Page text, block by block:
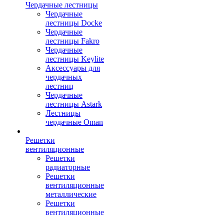
Чердачные лестницы
Чердачные
лестницы Docke
Чердачные
лестницы Fakro
Чердачные
лестницы Keylite
Аксессуары для
чердачных
лестниц
Чердачные
лестницы Astark
Лестницы
чердачные Oman
Решетки
вентиляционные
Решетки
радиаторные
Решетки
вентиляционные
металлические
Решетки
вентиляционные